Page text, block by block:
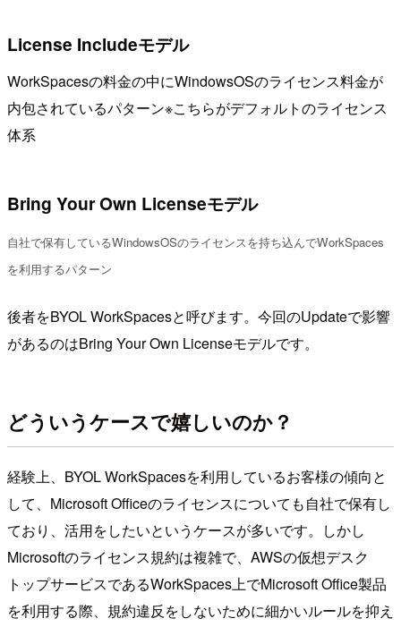
License Includeモデル
WorkSpacesの料金の中にWindowsOSのライセンス料金が
内包されているパターン※こちらがデフォルトのライセンス
体系
Bring Your Own Licenseモデル
自社で保有しているWindowsOSのライセンスを持ち込んでWorkSpaces
を利用するパターン
後者をBYOL WorkSpacesと呼びます。今回のUpdateで影響
があるのはBring Your Own Licenseモデルです。
どういうケースで嬉しいのか？
経験上、BYOL WorkSpacesを利用しているお客様の傾向と
して、Microsoft Officeのライセンスについても自社で保有し
ており、活用をしたいというケースが多いです。しかし
Microsoftのライセンス規約は複雑で、AWSの仮想デスク
トップサービスであるWorkSpaces上でMicrosoft Office製品
を利用する際、規約違反をしないために細かいルールを抑え